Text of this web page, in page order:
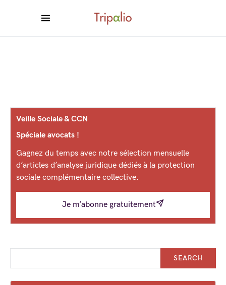
Veille Sociale & CCN
Spéciale avocats !
Gagnez du temps avec notre sélection mensuelle
d’articles d’analyse juridique dédiés à la protection
sociale complémentaire collective.
Je m’abonne gratuitement
SEARCH